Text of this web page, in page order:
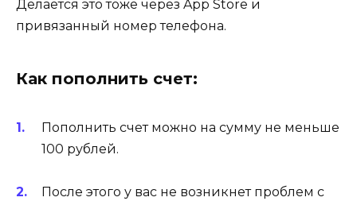
Делается это тоже через App Store и
привязанный номер телефона.
Как пополнить счет:
Пополнить счет можно на сумму не меньше
100 рублей.
После этого у вас не возникнет проблем с